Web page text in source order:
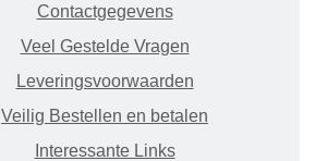
Contactgegevens
Veel Gestelde Vragen
Leveringsvoorwaarden
Veilig Bestellen en betalen
Interessante Links